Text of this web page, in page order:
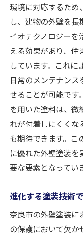
環境に対応するため
し、建物の外壁を
イオテクノロジーを
える効果があり、住
しています。これに
日常のメンテナンス
せることが可能です
を用いた塗料は、
れが付着しにくく
も期待できます。こ
に優れた外壁塗装
要な要素となってい
進化する塗装技術
奈良市の外壁塗装に
の保護において欠か